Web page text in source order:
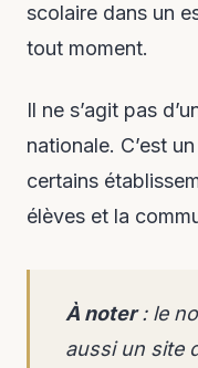
scolaire dans un
tout moment.
Il ne s’agit pas
nationale. C’est
certains
élèves et la
À noter: le
aussi un site